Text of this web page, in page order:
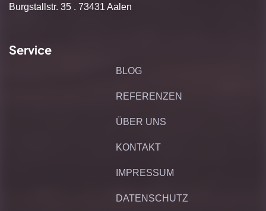
Burgstallstr. 35 . 73431 Aalen
Service
BLOG
REFERENZEN
ÜBER UNS
KONTAKT
IMPRESSUM
DATENSCHUTZ